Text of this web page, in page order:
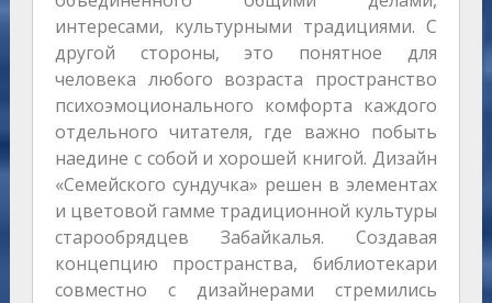
интересами, культурными традициями. С
другой стороны, это понятное для
человека любого возраста пространство
психоэмоционального комфорта каждого
отдельного читателя, где важно побыть
наедине с собой и хорошей книгой. Дизайн
«Семейского сундучка» решен в элементах
и цветовой гамме традиционной культуры
старообрядцев Забайкалья. Создавая
концепцию пространства, библиотекари
совместно с дизайнерами стремились